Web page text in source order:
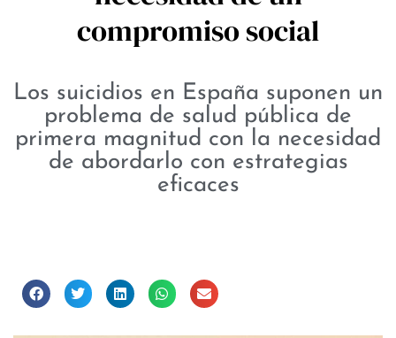
compromiso social
Los suicidios en España suponen un
problema de salud pública de
primera magnitud con la necesidad
de abordarlo con estrategias
eficaces